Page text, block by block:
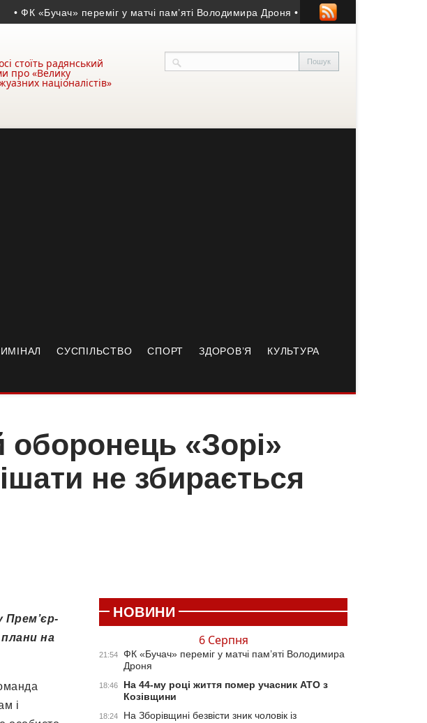
«Бучач» переміг у матчі пам’яті Володимира Дроня • На 44-му році життя помер
стоїть радянський
про «Велику
націоналістів»
СУСПІЛЬСТВО СПОРТ ЗДОРОВ’Я КУЛЬТУРА
оборонець «Зорі»
не збирається
Прем’єр-
плани на
і
НОВИНИ
6 Серпня
21:54
ФК «Бучач» переміг у матчі пам’яті Володимира
Дроня
18:46
На 44-му році життя помер учасник АТО з
Козівщини
18:24
На Зборівщині безвісти зник чоловік із